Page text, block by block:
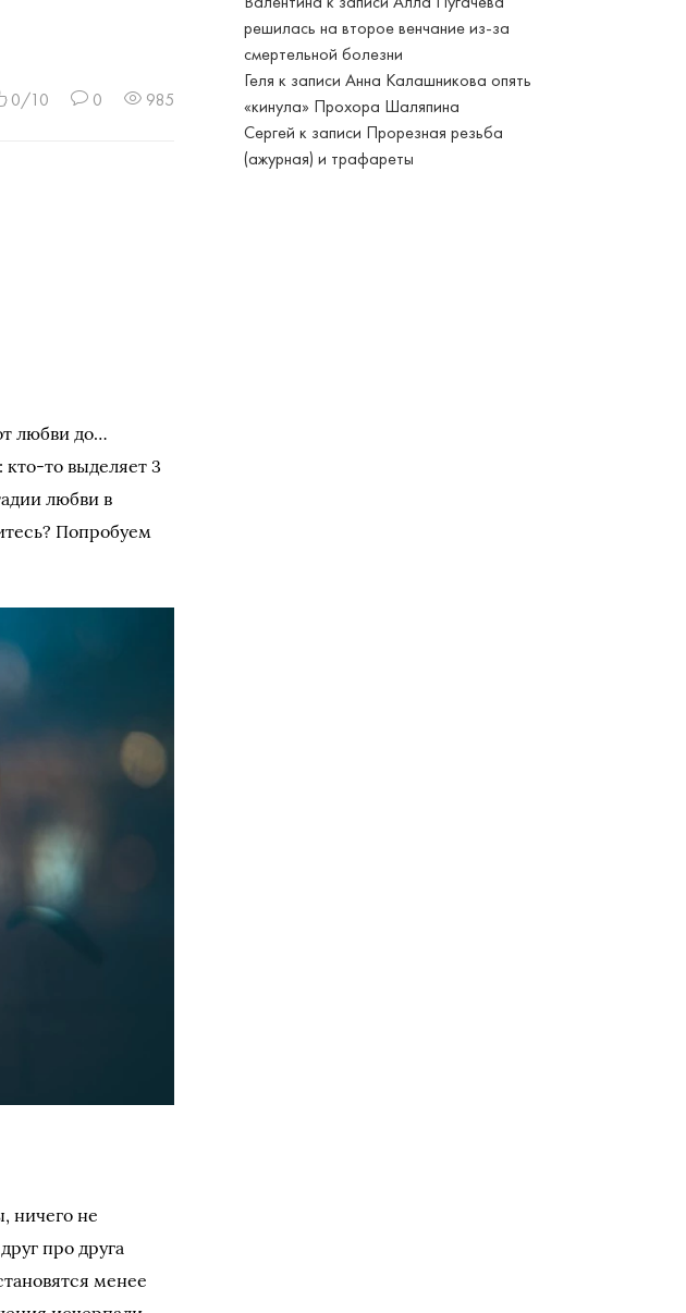
решилась на второе венчание из-за
смертельной болезни
Геля к записиАнна Калашникова опять
«кинула» Прохора Шаляпина
Сергей к записи Прорезная резьба
(ажурная) и трафареты
0/10 0 985
любви до…
то выделяет 3
любви в
Попробуем
ничего не
про друга
менее